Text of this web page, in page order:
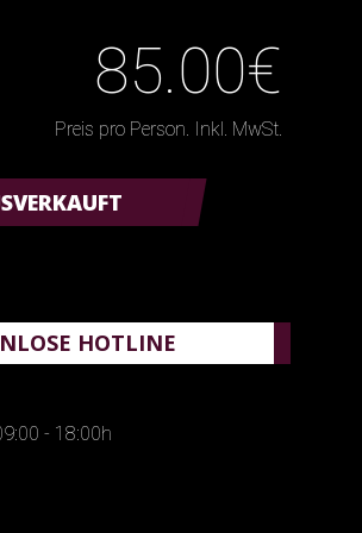
85.00€
Preis pro Person. Inkl. MwSt.
HOTLINE
- 18:00h